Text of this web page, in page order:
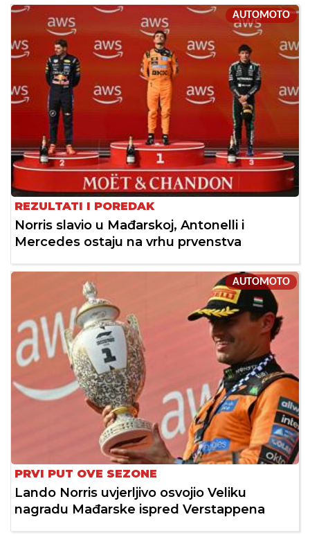
AUTOMOTO
REZULTATI I POREDAK
Norris slavio u Mađarskoj, Antonelli i
Mercedes ostaju na vrhu prvenstva
AUTOMOTO
PRVI PUT OVE SEZONE
Lando Norris uvjerljivo osvojio Veliku
nagradu Mađarske ispred Verstappena